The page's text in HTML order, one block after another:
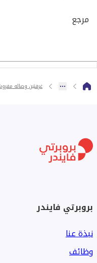
مرجع
غرفتين وصاله
بروبرتي فايندر
نبذة عنا
وظائف